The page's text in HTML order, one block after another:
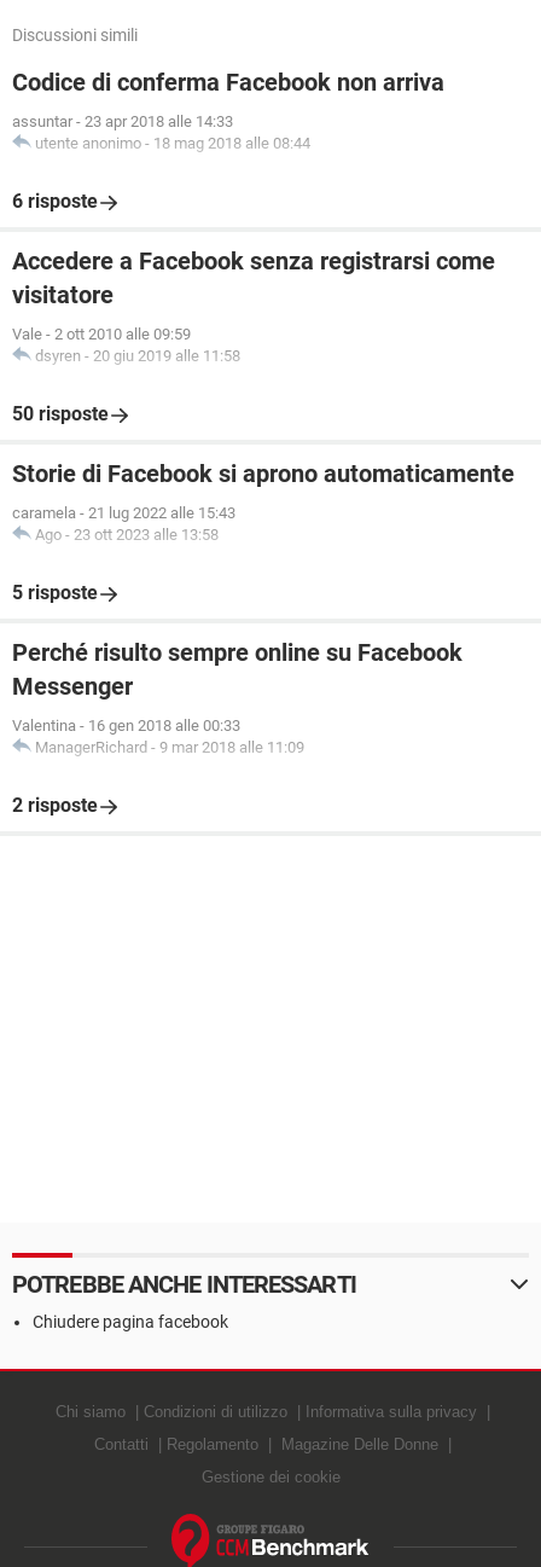
Discussioni simili
Codice di conferma Facebook non arriva
assuntar - 23 apr 2018 alle 14:33
utente anonimo - 18 mag 2018 alle 08:44
6 risposte
Accedere a Facebook senza registrarsi come
visitatore
Vale - 2 ott 2010 alle 09:59
dsyren - 20 giu 2019 alle 11:58
50 risposte
Storie di Facebook si aprono automaticamente
caramela - 21 lug 2022 alle 15:43
Ago - 23 ott 2023 alle 13:58
5 risposte
Perché risulto sempre online su Facebook
Messenger
Valentina - 16 gen 2018 alle 00:33
ManagerRichard - 9 mar 2018 alle 11:09
2 risposte
POTREBBE ANCHE INTERESSARTI
Chiudere pagina facebook
Chi siamo Condizioni di utilizzo
Informativa sulla privacy
Contatti
Regolamento
Magazine Delle Donne
Gestione dei cookie